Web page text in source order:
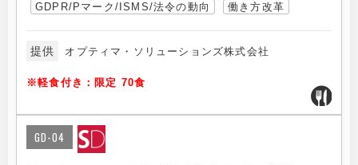
GDPR/Pマーク/ISMS/法令の動向
働き方改革
提供 オプティマ・ソリューションズ株式会社
※軽食付き：限定 70食
GD-04